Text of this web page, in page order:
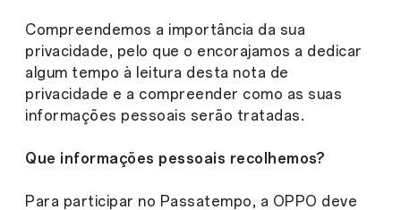
Compreendemos a importância da sua
privacidade, pelo que o encorajamos a dedicar
algum tempo à leitura desta nota de
privacidade e a compreender como as suas
informações pessoais serão tratadas.
Que informações pessoais recolhemos?
Para participar no Passatempo, a OPPO deve